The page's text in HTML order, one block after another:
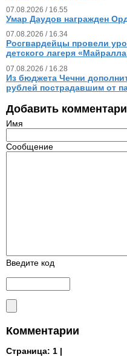
07.08.2026 / 16.55
Умар Даудов награжден
07.08.2026 / 16.34
Росгвардейцы провели
детского лагеря
07.08.2026 / 16.28
Из бюджета Чечни
рублей пострадавшим от
Добавить
Имя
Сообщение
Введите код
Комментарии
Страница: 1 |